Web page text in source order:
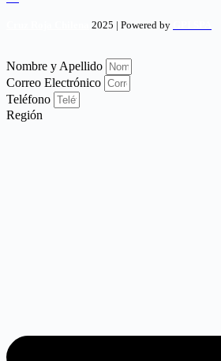
2025 | Powered by
Nombre y Apellido
Correo Electrónico
Teléfono
Región